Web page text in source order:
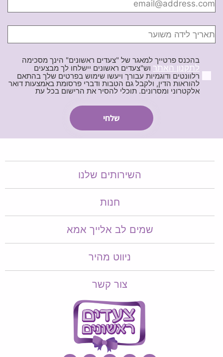
בהכנס פרטייך למאגר של "צעדים ראשונים" הינך מסכימה
לתקנון האתר וש"צעדים ראשונים יישלחו לך מבצעים
רלוונטים ודוגמיות עבורך ויעשו שימוש בפרטים שלך בהתאם
להוראות הדין, ולקבל גם הטבות ודברי פרסומת באמצעות דואר
אלקטרוני ומסרונים. תוכלי להסיר את הרישום בכל עת
השירותים שלנו
חנות
שמים לב אלייך אמא​​
ניווט מהיר
צור קשר